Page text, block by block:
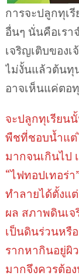
การจะปลูกทุเ
อื่นๆ นั่นคือเร
เจริญเติบของ
ไม่งั้นแล้วต้นทุ
อาจเห็นแค่ตอ
จะปลูกทุเรียน
พืชที่ชอบน้ำแต่
มากจนเกินไป
“ไฟทอปเทอร่
ทำลายได้ตั้งแ
ผล สภาพดินเ
เป็นดินร่วนหรื
รากหากินอยู่ผิ
มากจึงควรต้อ